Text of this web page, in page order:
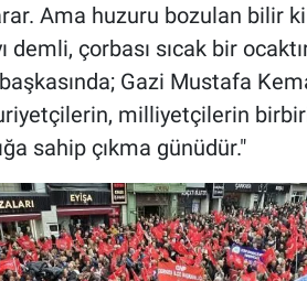
Ama huzuru bozulan bilir
demli, çorbası sıcak bir
Gazi Mustafa
milliyetçilerin
sahip çıkma günüdür."